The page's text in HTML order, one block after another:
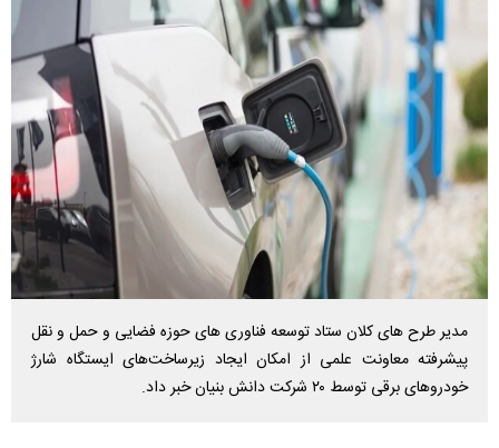
مدیر طرح های کلان ستاد توسعه فناوری های حوزه فضایی و حمل و نقل
پیشرفته معاونت علمی از امکان ایجاد زیرساخت‌های ایستگاه شارژ
خودروهای برقی توسط ۲۰ شرکت دانش بنیان خبر داد.